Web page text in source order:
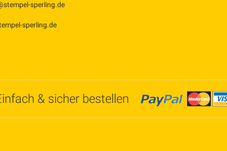
sperling.de
sperling.de
& sicher bestellen